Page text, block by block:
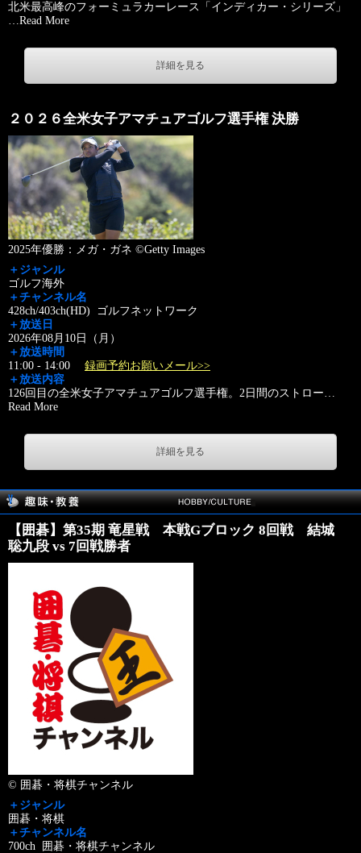
北米最高峰のフォーミュラカーレース「インディカー・シリーズ」
…Read More
詳細を見る
２０２６全米女子アマチュアゴルフ選手権 決勝
2025年優勝：メガ・ガネ ©Getty Images
＋ジャンル
ゴルフ海外
＋チャンネル名
428ch/403ch(HD) ゴルフネットワーク
＋放送日
2026年08月10日（月）
＋放送時間
11:00 - 14:00 録画予約お願いメール>>
＋放送内容
126回目の全米女子アマチュアゴルフ選手権。2日間のストロー…
Read More
詳細を見る
【囲碁】第35期 竜星戦 本戦Gブロック 8回戦 結城
聡九段 vs 7回戦勝者
© 囲碁・将棋チャンネル
＋ジャンル
囲碁・将棋
＋チャンネル名
700ch 囲碁・将棋チャンネル